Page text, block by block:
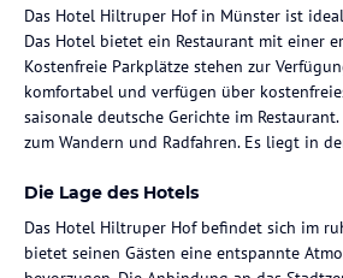
Das Hotel Hiltruper Hof in Münster ist
Das Hotel bietet ein Restaurant mit einer
Kostenfreie Parkplätze stehen zur
komfortabel und verfügen über
saisonale deutsche Gerichte im
zum Wandern und Radfahren. Es liegt in
Die Lage des Hotels
Das Hotel Hiltruper Hof befindet sich im
bietet seinen Gästen eine entspannte